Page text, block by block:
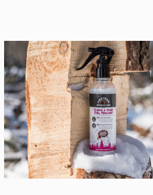
Cookies
panel
By allowing these third party services,
cookies and the use of tracking
their proper functioning.
Privacy policy
Allow all cookies Deny all cookies